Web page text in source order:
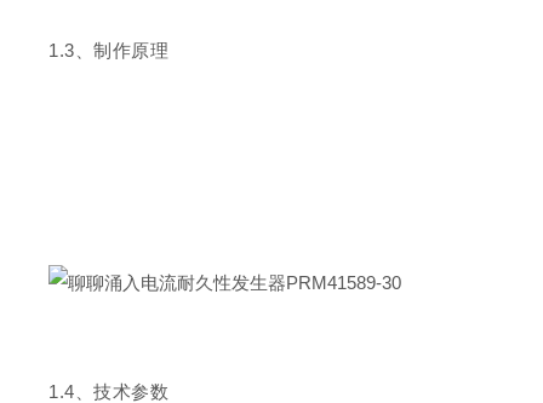
1.3 、制作原理
1.4 、技术参数